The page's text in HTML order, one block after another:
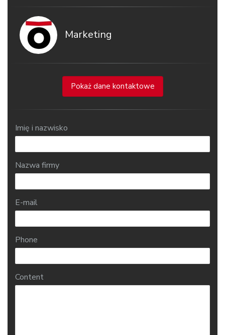
Marketing
Pokaż dane kontaktowe
Imię i nazwisko
Nazwa firmy
E-mail
Phone
Content